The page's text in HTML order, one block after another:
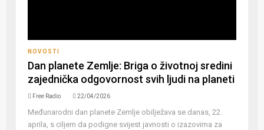
NOVOSTI
Dan planete Zemlje: Briga o životnoj sredini
zajednička odgovornost svih ljudi na planeti
Free Radio 22/04/2026
Međunarodni dan planete Zemlje obilježava se danas, 22.
aprila, s ciljem da podigne svijest javnosti o izazovima za